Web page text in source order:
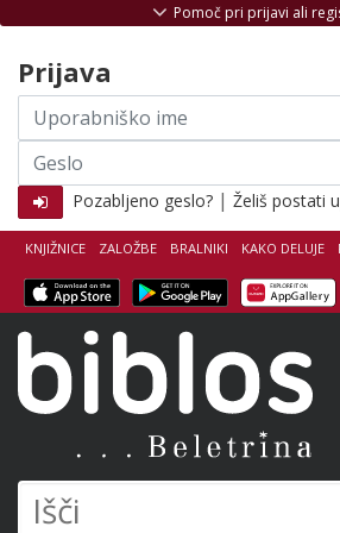
KNJIŽNICE ZALOŽBE BRALNIKI KAKO DELUJE
Pomoč pri prijavi ali
Prijava
Uporabniško
ime
Geslo
Pozabljeno geslo? | Želiš postati